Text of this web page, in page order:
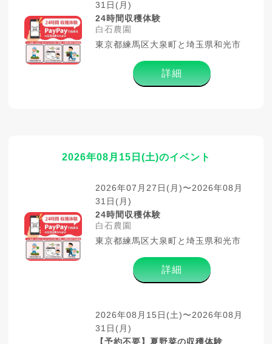
31日(月)
24時間収穫体験
白石農園
東京都練馬区大泉町と埼玉県和光市
詳細
2026年08月15日(土)のイベント
2026年07月27日(月)〜2026年08月
31日(月)
24時間収穫体験
白石農園
東京都練馬区大泉町と埼玉県和光市
詳細
2026年08月15日(土)〜2026年08月
31日(月)
【予約不要】夏野菜の収穫体験